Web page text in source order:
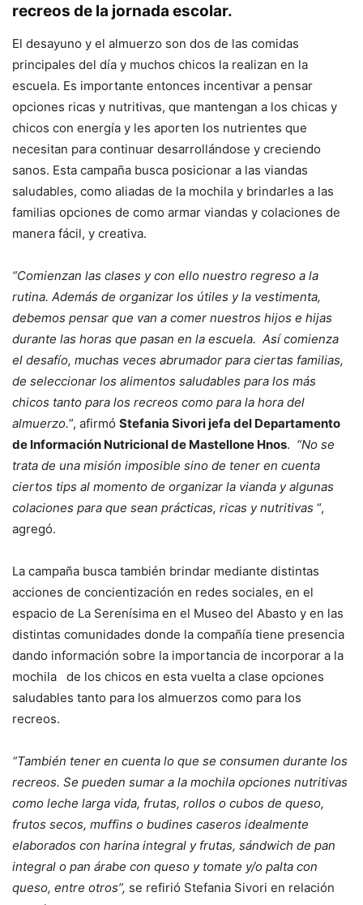
recreos de la jornada escolar.
El desayuno y el almuerzo son dos de las comidas
principales del día y muchos chicos la realizan en la
escuela. Es importante entonces incentivar a pensar
opciones ricas y nutritivas, que mantengan a los chicas y
chicos con energía y les aporten los nutrientes que
necesitan para continuar desarrollándose y creciendo
sanos. Esta campaña busca posicionar a las viandas
saludables, como aliadas de la mochila y brindarles a las
familias opciones de como armar viandas y colaciones de
manera fácil, y creativa.
“Comienzan las clases y con ello nuestro regreso a la
rutina. Además de organizar los útiles y la vestimenta,
debemos pensar que van a comer nuestros hijos e hijas
durante las horas que pasan en la escuela. Así comienza
el desafío, muchas veces abrumador para ciertas familias,
de seleccionar los alimentos saludables para los más
chicos tanto para los recreos como para la hora del
almuerzo.”, afirmó Stefania Sivori jefa del Departamento
de Información Nutricional de Mastellone Hnos. “No se
trata de una misión imposible sino de tener en cuenta
ciertos tips al momento de organizar la vianda y algunas
colaciones para que sean prácticas, ricas y nutritivas “,
agregó.
La campaña busca también brindar mediante distintas
acciones de concientización en redes sociales, en el
espacio de La Serenísima en el Museo del Abasto y en las
distintas comunidades donde la compañía tiene presencia
dando información sobre la importancia de incorporar a la
mochila de los chicos en esta vuelta a clase opciones
saludables tanto para los almuerzos como para los
recreos.
“También tener en cuenta lo que se consumen durante los
recreos. Se pueden sumar a la mochila opciones nutritivas
como leche larga vida, frutas, rollos o cubos de queso,
frutos secos, muffins o budines caseros idealmente
elaborados con harina integral y frutas, sándwich de pan
integral o pan árabe con queso y tomate y/o palta con
queso, entre otros”, se refirió Stefania Sivori en relación